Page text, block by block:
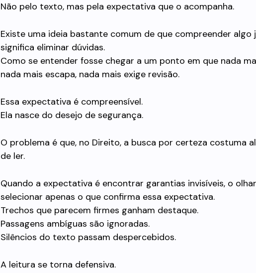
Não pelo texto, mas pela expectativa que o acompanha.
Existe uma ideia bastante comum de que compreender algo
significa eliminar dúvidas.
Como se entender fosse chegar a um ponto em que nada
nada mais escapa, nada mais exige revisão.
Essa expectativa é compreensível.
Ela nasce do desejo de segurança.
O problema é que, no Direito, a busca por certeza costuma
de ler.
Quando a expectativa é encontrar garantias invisíveis, o
selecionar apenas o que confirma essa expectativa.
Trechos que parecem firmes ganham destaque.
Passagens ambíguas são ignoradas.
Silêncios do texto passam despercebidos.
A leitura se torna defensiva.